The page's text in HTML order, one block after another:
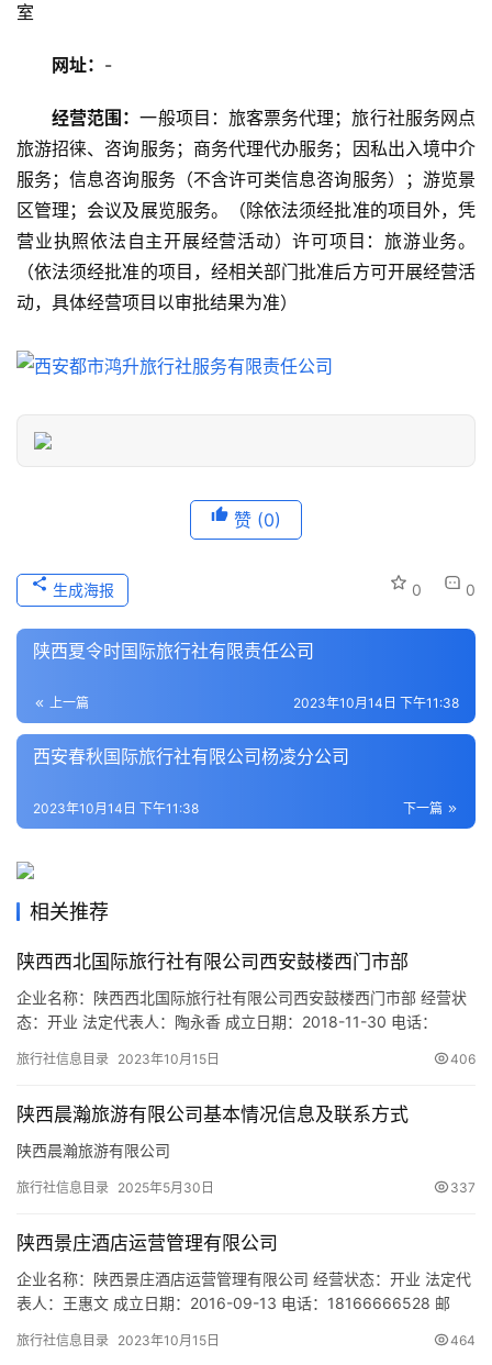
美
热
门
景
点
旅
信
息
历
史
导
游
之
家
本
地
生
活
旅
游
城
室
网址： -
经营范围：一般项目：旅客票务代理；旅行社服务网点
旅游招徕、咨询服务；商务代理代办服务；因私出入境中介
服务；信息咨询服务（不含许可类信息咨询服务）；游览景
区管理；会议及展览服务。（除依法须经批准的项目外，凭
营业执照依法自主开展经营活动）许可项目：旅游业务。
（依法须经批准的项目，经相关部门批准后方可开展经营活
动，具体经营项目以审批结果为准）
赞 (0)
0 0
生成海报
陕西夏令时国际旅行社有限责任公司
上一篇 2023年10月14日 下午11:38
西安春秋国际旅行社有限公司杨凌分公司
下一篇
2023年10月14日 下午11:38
相关推荐
陕西西北国际旅行社有限公司西安鼓楼西门市部
企业名称：陕西西北国际旅行社有限公司西安鼓楼西门市部 经营状
态：开业 法定代表人：陶永香 成立日期：2018-11-30 电话：
91610135MA6W8K8E0F 注册地址：陕西省西安市莲湖区北院门1
经批准的项目，…
旅行社信息目录 2023年10月15日 406
陕西晨瀚旅游有限公司基本情况信息及联系方式
陕西晨瀚旅游有限公司
旅行社信息目录 2025年5月30日 337
陕西景庄酒店运营管理有限公司
企业名称：陕西景庄酒店运营管理有限公司 经营状态：开业 法定代
表人：王惠文 成立日期：2016-09-13 电话：18166666528 邮
91610116MA6TYQHN79 注册地址：西安市长安区五台街道留村
旅行社信息目录 2023年10月15日 464